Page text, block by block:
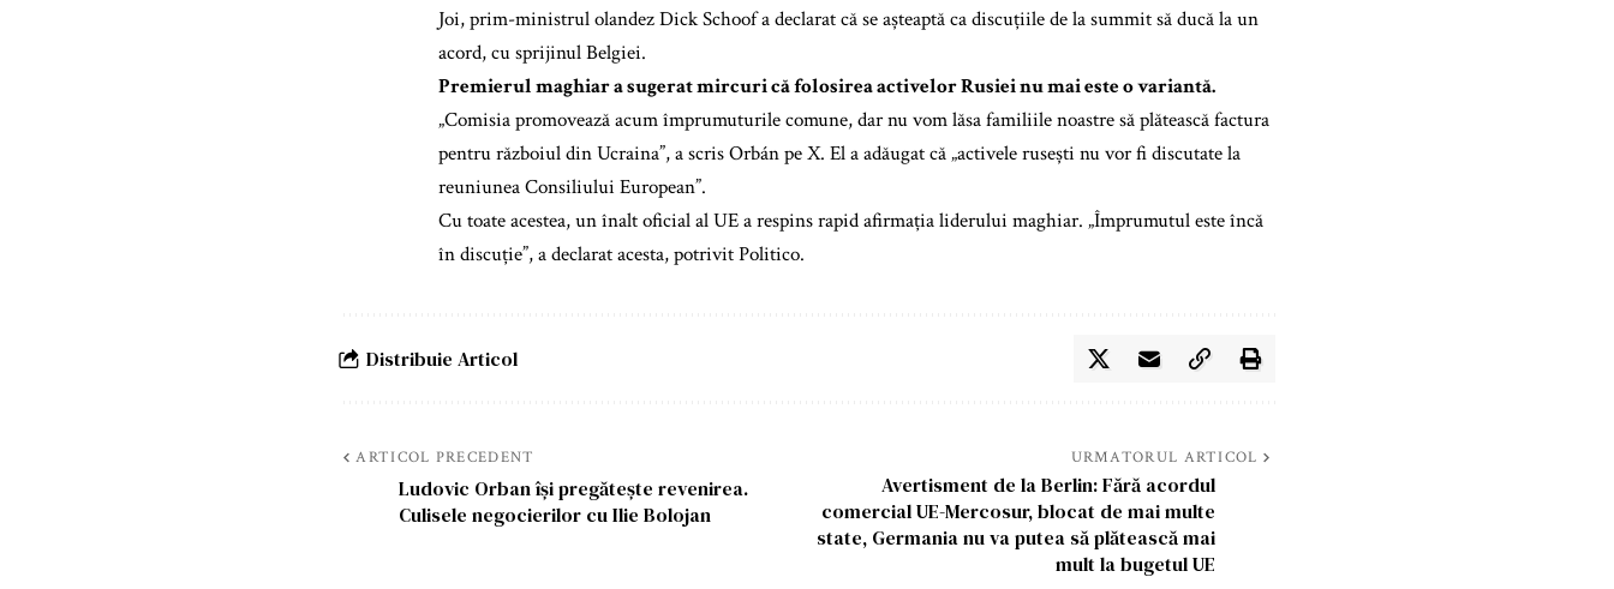
Joi, prim-ministrul olandez Dick Schoof a declarat că se așteaptă ca discuțiile de la summit să ducă la un
acord, cu sprijinul Belgiei.
Premierul maghiar a sugerat mircuri că folosirea activelor Rusiei nu mai este o variantă.
„Comisia promovează acum împrumuturile comune, dar nu vom lăsa familiile noastre să plătească factura
pentru războiul din Ucraina”, a scris Orbán pe X. El a adăugat că „activele rusești nu vor fi discutate la
reuniunea Consiliului European”.
Cu toate acestea, un înalt oficial al UE a respins rapid afirmația liderului maghiar. „Împrumutul este încă
în discuție”, a declarat acesta, potrivit Politico.
Distribuie Articol
ARTICOL PRECEDENT
Ludovic Orban își pregătește revenirea.
Culisele negocierilor cu Ilie Bolojan
URMATORUL ARTICOL
Avertisment de la Berlin: Fără acordul
comercial UE-Mercosur, blocat de mai multe
state, Germania nu va putea să plătească mai
mult la bugetul UE